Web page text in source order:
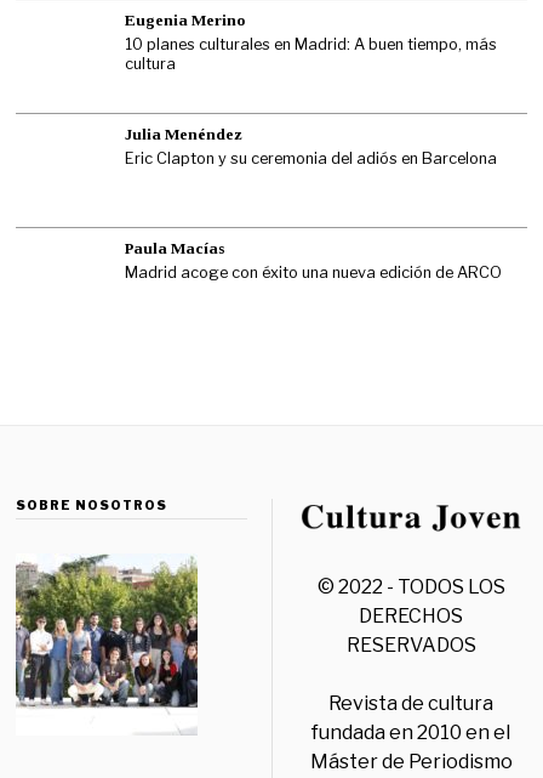
Eugenia Merino
10 planes culturales en Madrid: A buen tiempo, más
cultura
Julia Menéndez
Eric Clapton y su ceremonia del adiós en Barcelona
Paula Macías
Madrid acoge con éxito una nueva edición de ARCO
SOBRE NOSOTROS
© 2022 - TODOS LOS
DERECHOS
RESERVADOS
Revista de cultura
fundada en 2010 en el
Máster de Periodismo